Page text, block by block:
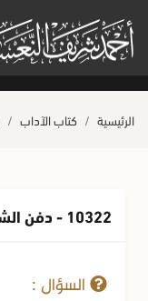
سيدنا رسول الله ﷺ كله رحمة
الرئيسية كتاب الآداب
10322 - دفن الشعر والأظفار
السؤال :